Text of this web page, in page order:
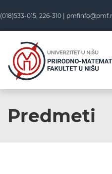
(018)533-015, 226-310 |
Predmeti